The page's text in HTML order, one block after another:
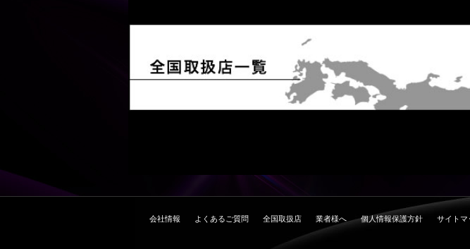
会社情報 よくあるご質問 全国取扱店 業者様へ 個人情報保護方針 サイトマ